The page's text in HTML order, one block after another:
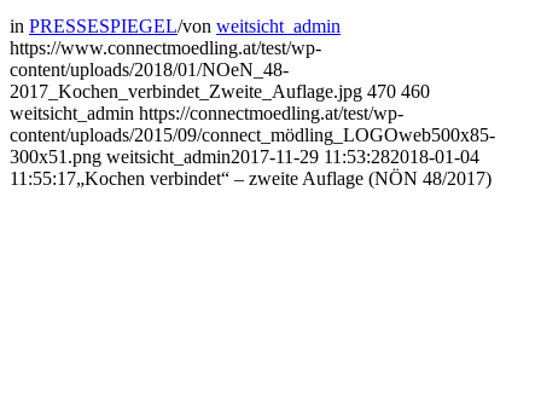
in PRESSESPIEGEL/von weitsicht_admin
https://www.connectmoedling.at/test/wp-
content/uploads/2018/01/NOeN_48-
2017_Kochen_verbindet_Zweite_Auflage.jpg 470 460
weitsicht_admin https://connectmoedling.at/test/wp-
content/uploads/2015/09/connect_mödling_LOGOweb500x85-
300x51.png weitsicht_admin2017-11-29 11:53:282018-01-04
11:55:17„Kochen verbindet“ – zweite Auflage (NÖN 48/2017)